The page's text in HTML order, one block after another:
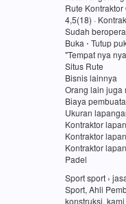
Rute
4,5(18) ·
Sudah
Buka ⋅ Tutup
"Tempat nya
Situs Rute
Bisnis lainnya
Orang lain juga
Biaya
Ukuran
Kontraktor
Kontraktor
Kontraktor
Padel
Sport sport ›
Sport, Ahli
konstruksi,